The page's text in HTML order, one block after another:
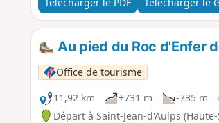
Télécharger le PDF Télécharger le
Au pied du Roc d'Enfer
Office de tourisme
11,92 km
+731 m -735 m
Départ à Saint-Jean-d'Aulps (Haute-